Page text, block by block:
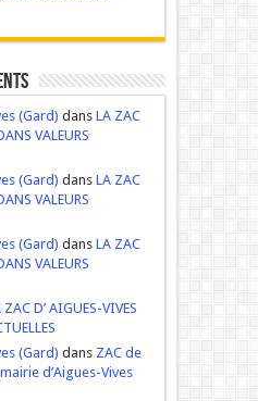
(Gard) dans LA ZAC
VALEURS
(Gard) dans LA ZAC
VALEURS
(Gard) dans LA ZAC
VALEURS
ZAC D’ AIGUES-VIVES
(Gard) dans ZAC de
d’Aigues-Vives